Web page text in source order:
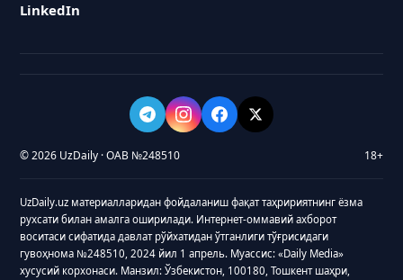
LinkedIn
© 2026 UzDaily · ОАВ №248510 18+
UzDaily.uz материалларидан фойдаланиш фақат таҳририятнинг ёзма
рухсати билан амалга оширилади. Интернет-оммавий ахборот
воситаси сифатида давлат рўйхатидан ўтганлиги тўғрисидаги
гувоҳнома №248510, 2024 йил 1 апрель. Муассис: «Daily Media»
хусусий корхонаси. Манзил: Ўзбекистон, 100180, Тошкент шаҳри,